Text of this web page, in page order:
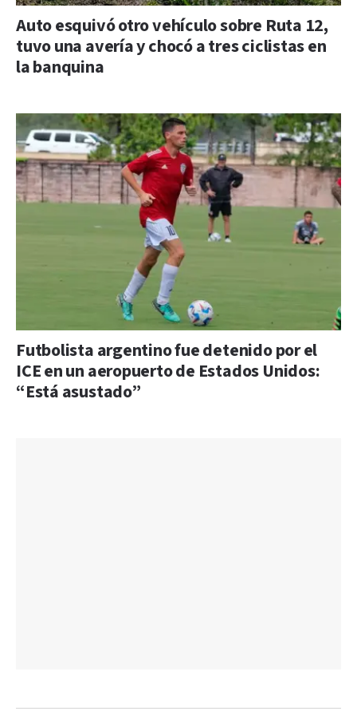
Auto esquivó otro vehículo sobre Ruta 12,
tuvo una avería y chocó a tres ciclistas en
la banquina
Futbolista argentino fue detenido por el
ICE en un aeropuerto de Estados Unidos:
“Está asustado”